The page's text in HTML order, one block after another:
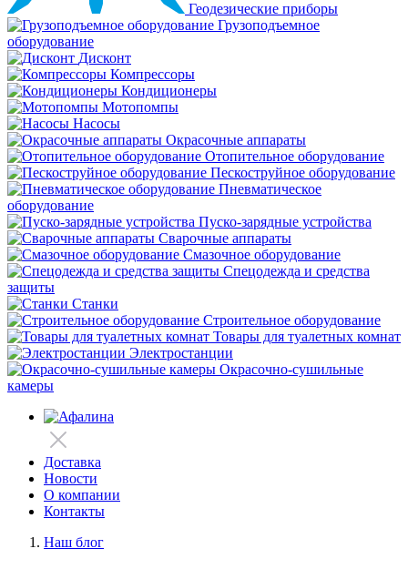
Геодезические приборы
Грузоподъемное
оборудование
Дисконт
Компрессоры
Кондиционеры
Мотопомпы
Насосы
Окрасочные аппараты
Отопительное оборудование
Пескоструйное оборудование
Пневматическое
оборудование
Пуско-зарядные устройства
Сварочные аппараты
Смазочное оборудование
Спецодежда и средства
защиты
Станки
Строительное оборудование
Товары для туалетных комнат
Электростанции
Окрасочно-сушильные
камеры
Доставка
Новости
О компании
Контакты
Наш блог